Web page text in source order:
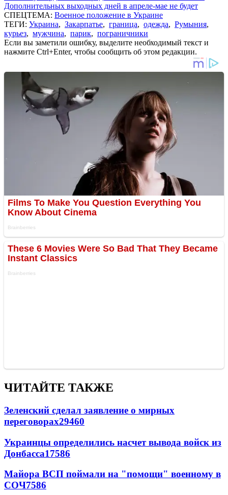
Дополнительных выходных дней в апреле-мае не будет
СПЕЦТЕМА: Военное положение в Украине
ТЕГИ: Украина, Закарпатье, граница, одежда, Румыния,
курьез, мужчина, парик, пограничники
Если вы заметили ошибку, выделите необходимый текст и
нажмите Ctrl+Enter, чтобы сообщить об этом редакции.
ЧИТАЙТЕ ТАКЖЕ
Зеленский сделал заявление о мирных
переговорах29460
Украинцы определились насчет вывода войск из
Донбасса17586
Майора ВСП поймали на "помощи" военному в
СОЧ7586